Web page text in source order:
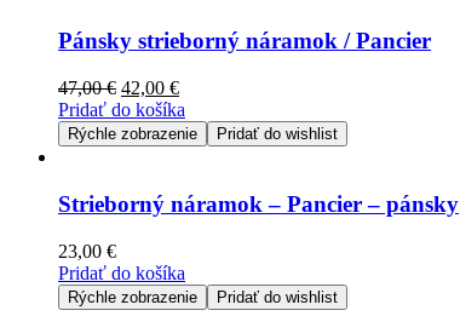
Pánsky strieborný náramok / Pancier
47,00€ 42,00 €
Pridať do košíka
Rýchle zobrazenie Pridať do wishlist
Strieborný náramok – Pancier – pánsky
23,00 €
Pridať do košíka
Rýchle zobrazenie Pridať do wishlist